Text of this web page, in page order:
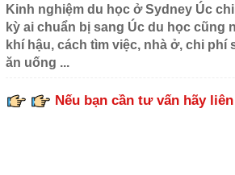
Kinh nghiệm du học ở Sydney Úc
kỳ ai chuẩn bị sang Úc du học cũng
khí hậu, cách tìm việc, nhà ở, chi phí
ăn uống ...
Nếu bạn cần tư vấn hãy